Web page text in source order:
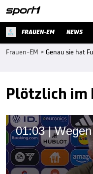
FRAUEN-EM NEWS
Frauen-EM > Genau sie hat
Plötzlich im